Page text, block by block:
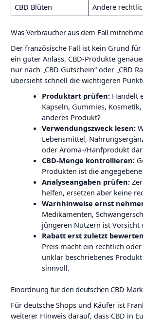
CBD Blüten
Andere
Was Verbraucher aus dem Fall
Der französische Fall ist kein Grund für
ein guter Anlass, CBD-Produkte
nur nach „CBD Gutschein“ oder „CBD
übersieht schnell die wichtigeren
Produktart prüfen:Handelt
Kapseln, Gummies,
anderes Produkt?
Verwendungszweck lesen:
Lebensmittel,
oder Aroma-/Hanfprodukt
CBD-Menge kontrollieren:
Produkten ist die
Analyseangaben prüfen:
helfen, ersetzen aber keine
Warnhinweise ernst
Medikamenten,
jüngeren Nutzern ist Vorsicht
Rabatt erst zuletzt
Preis macht ein rechtlich
unklar beschriebenes
sinnvoll.
Einordnung für den deutschen CBD-
Für deutsche Shops und Käufer ist
weiterer Hinweis darauf, dass CBD in